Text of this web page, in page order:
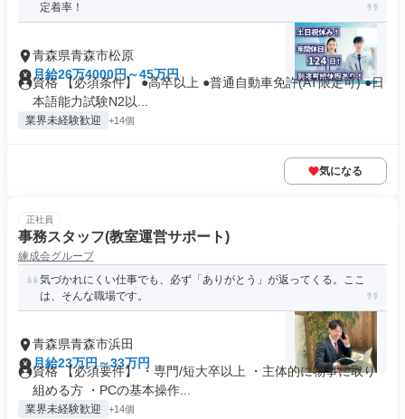
定着率！
青森県青森市松原
月給26万4000円～45万円
資格 【必須条件】 ●高卒以上 ●普通自動車免許(AT限定可) ●日
本語能力試験N2以...
業界未経験歓迎 +14個
気になる
正社員
事務スタッフ(教室運営サポート)
練成会グループ
気づかれにくい仕事でも、必ず「ありがとう」が返ってくる。ここ
は、そんな職場です。
青森県青森市浜田
月給23万円～33万円
資格 【必須要件】 ・専門/短大卒以上 ・主体的に物事に取り
組める方 ・PCの基本操作...
業界未経験歓迎 +14個